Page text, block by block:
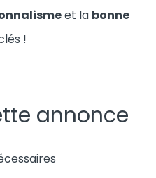
et la bonne
!
annonce